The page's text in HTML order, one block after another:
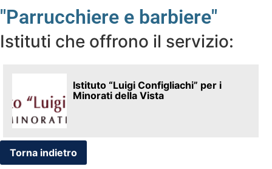
"Parrucchiere e barbiere"
Istituti che offrono il servizio:
Istituto “Luigi Configliachi” per i
Minorati della Vista